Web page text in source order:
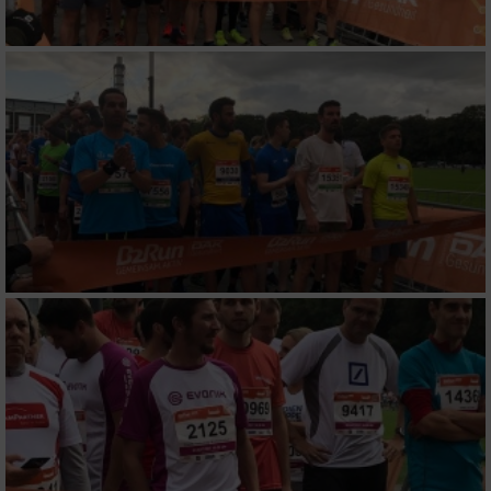
Verwendung von Profilen zur Auswahl
personalisierter Werbung
Erstellung von Profilen zur Personalisierung
von Inhalten
Verwendung von Profilen zur Auswahl
personalisierter Inhalte
Messung der Performance von Inhalten
Analyse von Zielgruppen durch Statistiken
oder Kombinationen von Daten aus
verschiedenen Quellen
Entwicklung und Verbesserung der Angebote